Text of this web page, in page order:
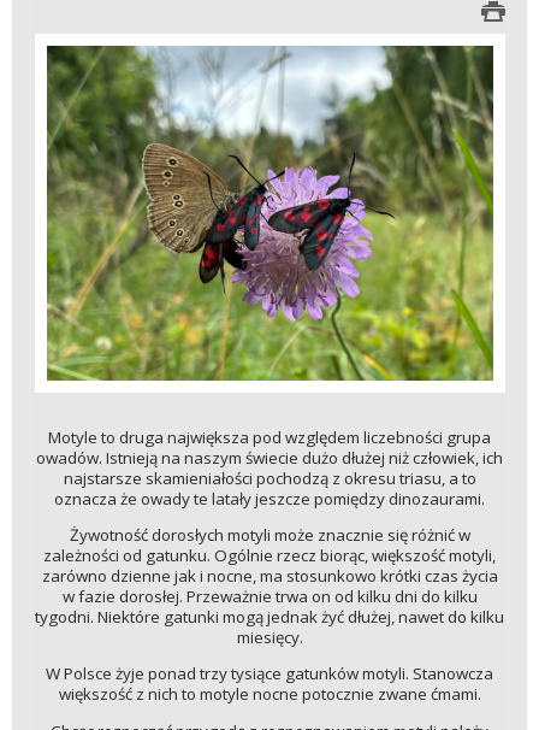
Motyle to druga największa pod względem liczebności grupa
owadów. Istnieją na naszym świecie dużo dłużej niż człowiek, ich
najstarsze skamieniałości pochodzą z okresu triasu, a to
oznacza że owady te latały jeszcze pomiędzy dinozaurami.
Żywotność dorosłych motyli może znacznie się różnić w
zależności od gatunku. Ogólnie rzecz biorąc, większość motyli,
zarówno dzienne jak i nocne, ma stosunkowo krótki czas życia
w fazie dorosłej. Przeważnie trwa on od kilku dni do kilku
tygodni. Niektóre gatunki mogą jednak żyć dłużej, nawet do kilku
miesięcy.
W Polsce żyje ponad trzy tysiące gatunków motyli. Stanowcza
większość z nich to motyle nocne potocznie zwane ćmami.